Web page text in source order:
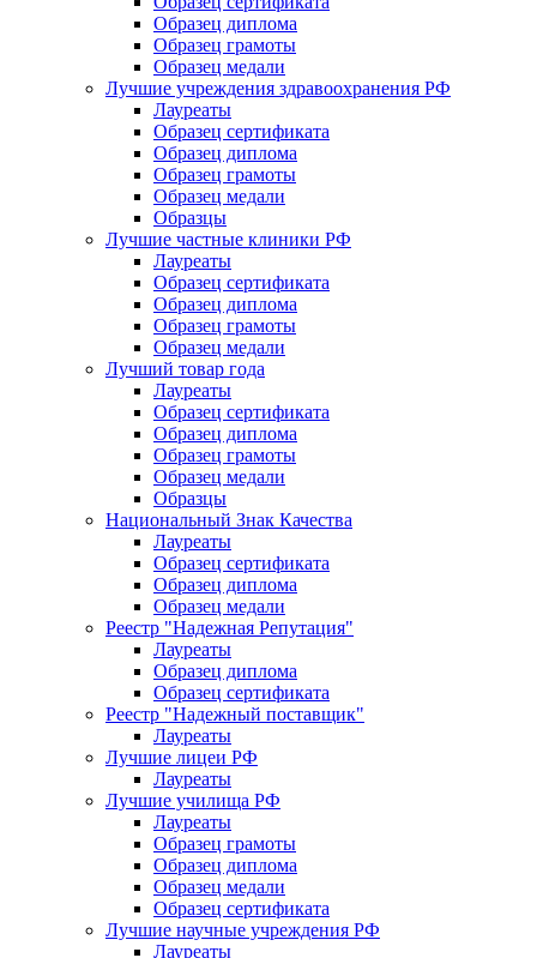
Образец диплома
Образец грамоты
Образец медали
Лучшие учреждения здравоохранения РФ
Лауреаты
Образец сертификата
Образец диплома
Образец грамоты
Образец медали
Образцы
Лучшие частные клиники РФ
Лауреаты
Образец сертификата
Образец диплома
Образец грамоты
Образец медали
Лучший товар года
Лауреаты
Образец сертификата
Образец диплома
Образец грамоты
Образец медали
Образцы
Национальный Знак Качества
Лауреаты
Образец сертификата
Образец диплома
Образец медали
Реестр "Надежная Репутация"
Лауреаты
Образец диплома
Образец сертификата
Реестр "Надежный поставщик"
Лауреаты
Лучшие лицеи РФ
Лауреаты
Лучшие училища РФ
Лауреаты
Образец грамоты
Образец диплома
Образец медали
Образец сертификата
Лучшие научные учреждения РФ
Лауреаты